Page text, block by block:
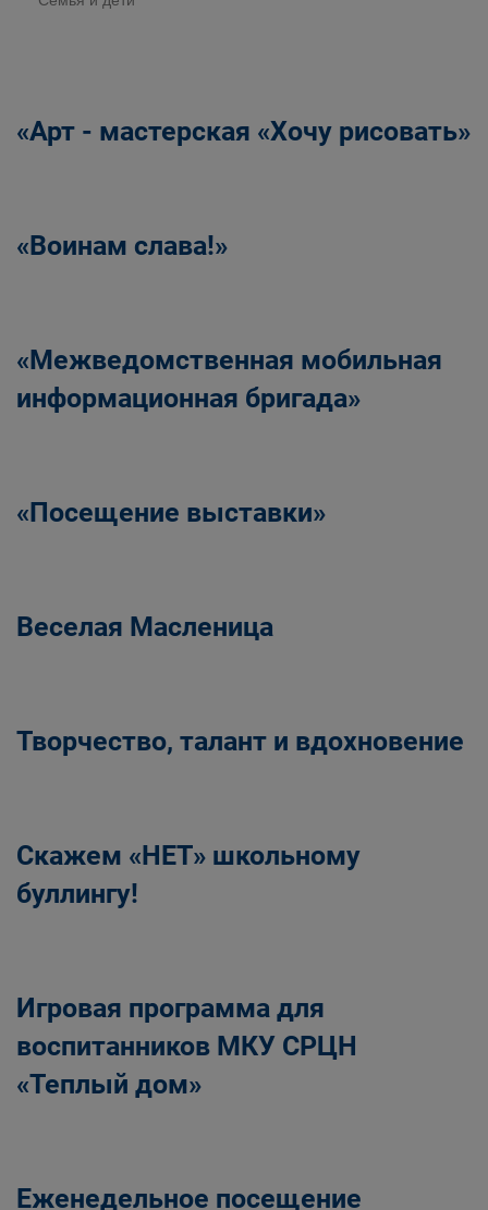
«Арт - мастерская «Хочу рисовать»
«Воинам слава!»
«Межведомственная мобильная
информационная бригада»
«Посещение выставки»
Веселая Масленица
Творчество, талант и вдохновение
Скажем «НЕТ» школьному
буллингу!
Игровая программа для
воспитанников МКУ СРЦН
«Теплый дом»
Еженедельное посещение